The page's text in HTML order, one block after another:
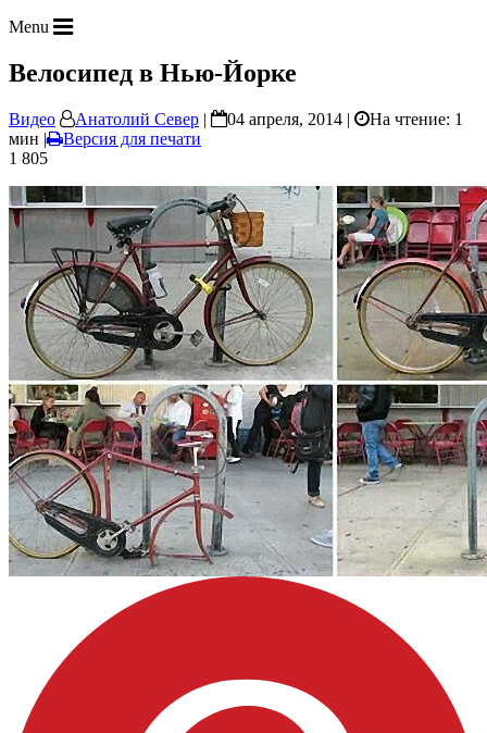
Menu
Велосипед в Нью-Йорке
Видео Анатолий Север | 04 апреля, 2014 |
На чтение: 1
мин |
Версия для печати
1 805